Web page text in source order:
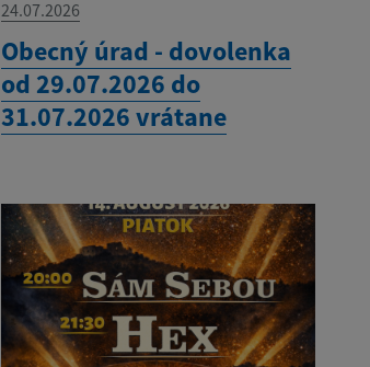
24.07.2026
Obecný úrad - dovolenka
od 29.07.2026 do
31.07.2026 vrátane